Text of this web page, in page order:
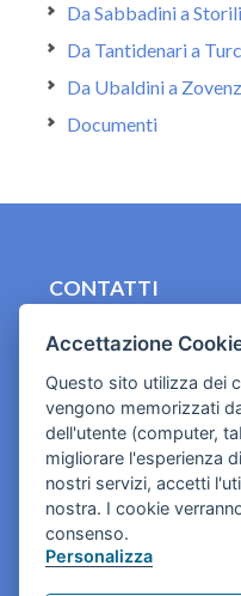
Da Sabbadini a
Da Tantidenari a
Da Ubaldini a
Documenti
CONTATTI
Cookies e
Accettazione
Questo sito utilizza dei
vengono memorizzati
dell'utente (computer,
migliorare l'esperienza
nostri servizi, accetti
nostra. I cookie
consenso.
Personalizza